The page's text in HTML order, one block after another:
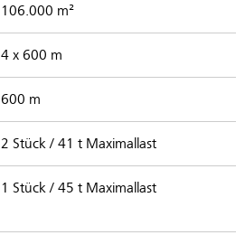
106.000 m²
4 x 600 m
600 m
2 Stück / 41 t Maximallast
1 Stück / 45 t Maximallast